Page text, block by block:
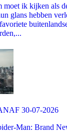
moet ik kijken als
glans hebben
30-07-2026
Man: Brand